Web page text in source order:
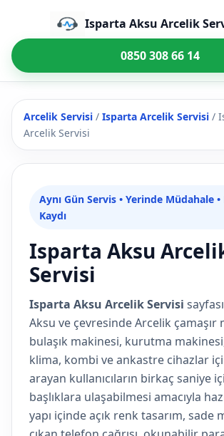
Isparta Aksu Arcelik
0850 308 66 14
Arcelik Servisi / Isparta Arcelik Servisi /
Arcelik Servisi
Aynı Gün Servis • Yerinde Müdahale •
Kaydı
Isparta Aksu
Servisi
Isparta Aksu Arcelik Servisi
Aksu ve çevresinde Arcelik çamaşır
bulaşık makinesi, kurutma
klima, kombi ve ankastre cihazlar
arayan kullanıcıların birkaç saniye
başlıklara ulaşabilmesi amacıyla
yapı içinde açık renk tasarım, sade